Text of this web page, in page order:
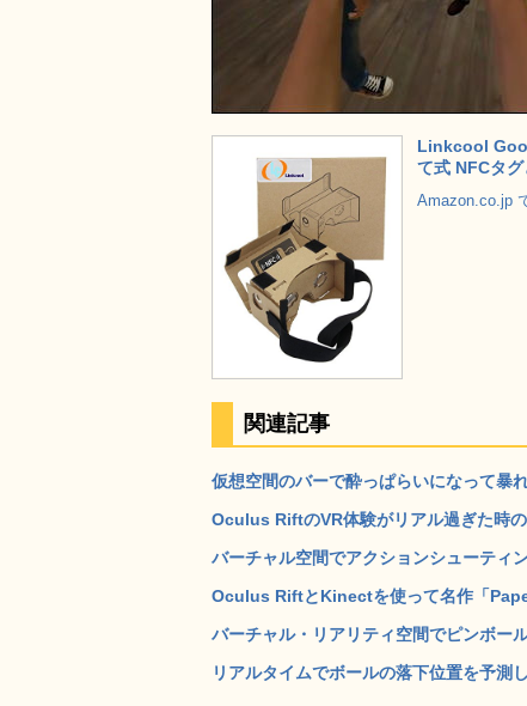
Linkcool
て式 NFCタ
Amazon.co.jp
関連記事
仮想空間のバーで酔っぱらいになって
Oculus RiftのVR体験がリアル過ぎた時
バーチャル空間でアクションシューティ
Oculus RiftとKinectを使って名作「
バーチャル・リアリティ空間でピンボ
リアルタイムでボールの落下位置を予測